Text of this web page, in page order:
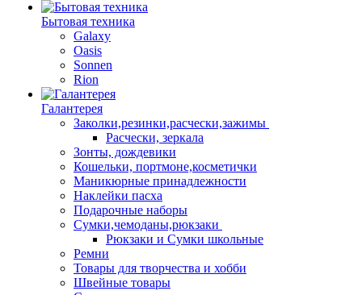
Бытовая техника
Galaxy
Oasis
Sonnen
Rion
Галантерея
Заколки,резинки,расчески,зажимы
Расчески, зеркала
Зонты, дождевики
Кошельки, портмоне,косметички
Маникюрные принадлежности
Наклейки пасха
Подарочные наборы
Сумки,чемоданы,рюкзаки
Рюкзаки и Сумки школьные
Ремни
Товары для творчества и хобби
Швейные товары